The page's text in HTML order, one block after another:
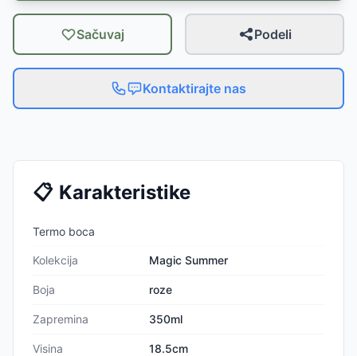
Sačuvaj Podeli
Kontaktirajte nas
📋 Karakteristike
Termo boca
Kolekcija Magic Summer
Boja roze
Zapremina 350ml
Visina 18.5cm